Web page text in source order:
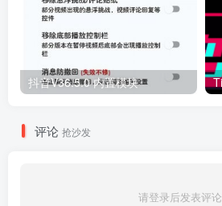
抖音V36.5.0 内置模块
评论 抢沙发
请登录后发表评论